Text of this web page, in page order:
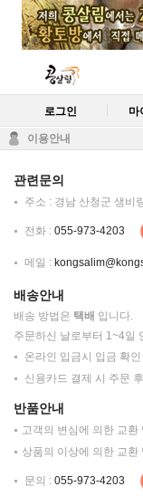
로그인 마
이용안내
관련문의
주소 : 경남 산청군 생비
전화 : 055-973-4203
메일 :
배송안내
배송 방법은 택배 입니다.
주문하신 날로부터 1~4일
온라인 입금시 입금 확
신용카드 결제 시 주문
반품안내
고객의 변심에 의한 교
상품의 이상에 의한 교환
문의 : 055-973-4203